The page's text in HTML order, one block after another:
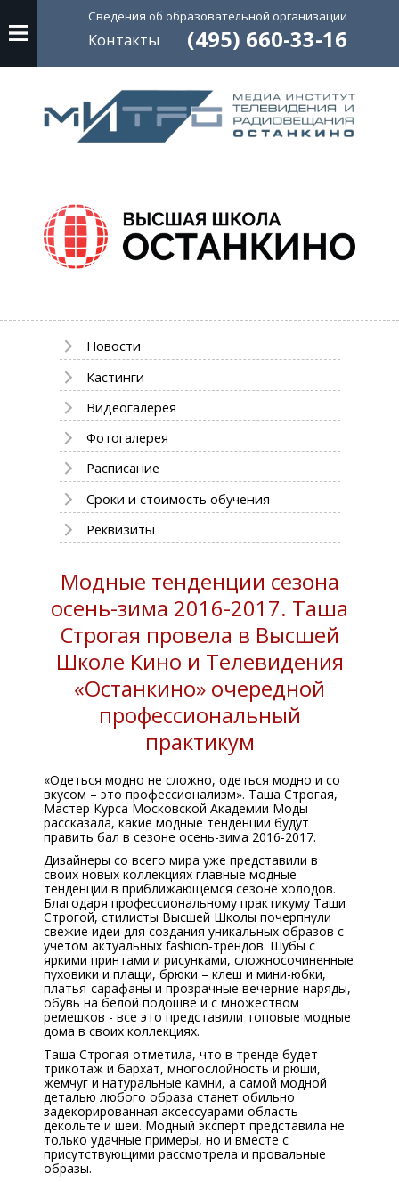
Сведения об образовательной организации
Контакты (495) 660-33-16
Новости
Кастинги
Видеогалерея
Фотогалерея
Расписание
Сроки и стоимость обучения
Реквизиты
Модные тенденции сезона
осень-зима 2016-2017. Таша
Строгая провела в Высшей
Школе Кино и Телевидения
«Останкино» очередной
профессиональный
практикум
«Одеться модно не сложно, одеться модно и со
вкусом – это профессионализм». Таша Строгая,
Мастер Курса Московской Академии Моды
рассказала, какие модные тенденции будут
править бал в сезоне осень-зима 2016-2017.
Дизайнеры со всего мира уже представили в
своих новых коллекциях главные модные
тенденции в приближающемся сезоне холодов.
Благодаря профессиональному практикуму Таши
Строгой, стилисты Высшей Школы почерпнули
свежие идеи для создания уникальных образов с
учетом актуальных fashion-трендов. Шубы с
яркими принтами и рисунками, сложносочиненные
пуховики и плащи, брюки – клеш и мини-юбки,
платья-сарафаны и прозрачные вечерние наряды,
обувь на белой подошве и с множеством
ремешков - все это представили топовые модные
дома в своих коллекциях.
Таша Строгая отметила, что в тренде будет
трикотаж и бархат, многослойность и рюши,
жемчуг и натуральные камни, а самой модной
деталью любого образа станет обильно
задекорированная аксессуарами область
декольте и шеи. Модный эксперт представила не
только удачные примеры, но и вместе с
присутствующими рассмотрела и провальные
образы.